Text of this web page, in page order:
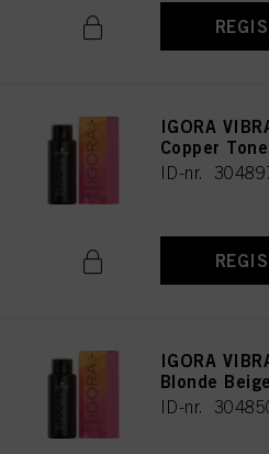
IGORA
Copper
ID-nr.
IGORA
Blonde
ID-nr.